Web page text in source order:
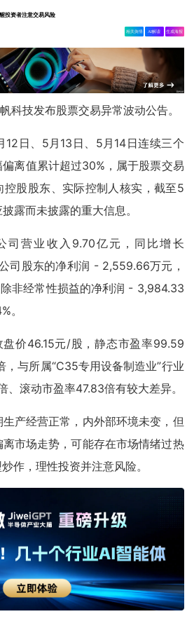
投资者注意交易风险
相关舆情 AI解读 生成海报
科技发布股票交易异常波动公告。
日、5月13日、5月14日连续三个
离值累计超过30%，属于股票交易
控股股东、实际控制人核实，截至5
露而未披露的重大信息。
司营业收入9.70亿元，同比增长
司股东的净利润 - 2,559.66万元，
非经常性损益的净利润 - 3,984.33
。
价46.15元/股，静态市盈率99.59
，与所属“C35专用设备制造业”行业
、滚动市盈率47.83倍有较大差异。
产经营正常，内外部环境未变，但
市场走势，可能存在市场情绪过热
作，理性投资并注意风险。